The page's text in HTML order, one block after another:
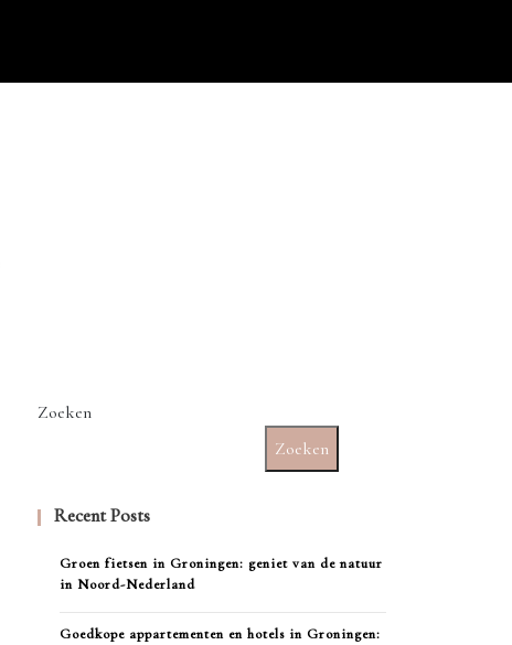
Zoeken
Zoeken
Recent Posts
Groen fietsen in Groningen: geniet van de natuur
in Noord-Nederland
Goedkope appartementen en hotels in Groningen: